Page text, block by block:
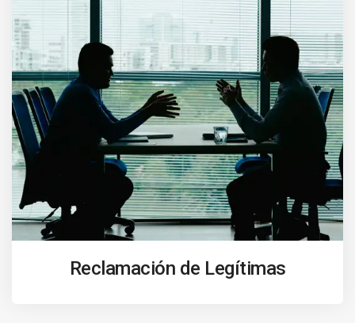
Reclamación de Legítimas